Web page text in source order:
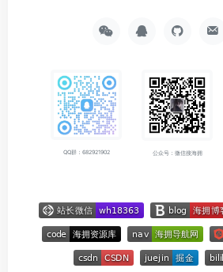
QQ群：682921902 公众号：微信搜海拥